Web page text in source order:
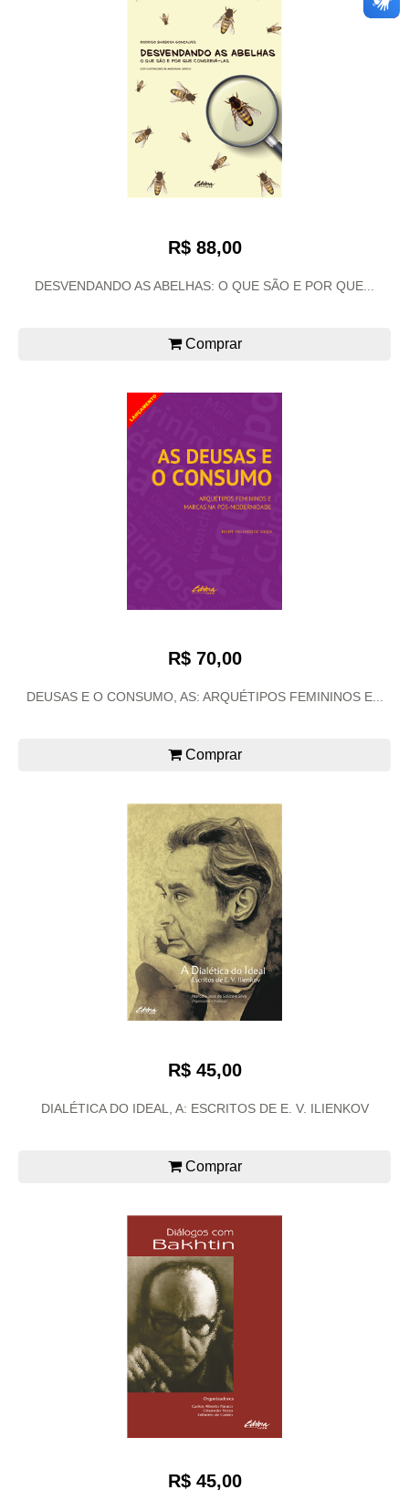
R$ 88,00
DESVENDANDO AS ABELHAS: O QUE SÃO E POR QUE...
Comprar
R$ 70,00
DEUSAS E O CONSUMO, AS: ARQUÉTIPOS FEMININOS E...
Comprar
R$ 45,00
DIALÉTICA DO IDEAL, A: ESCRITOS DE E. V. ILIENKOV
Comprar
R$ 45,00